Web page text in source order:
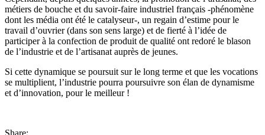
métiers de bouche et du savoir-faire industriel français -phénomène
dont les média ont été le catalyseur-, un regain d’estime pour le
travail d’ouvrier (dans son sens large) et de fierté à l’idée de
participer à la confection de produit de qualité ont redoré le blason
de l’industrie et de l’artisanat auprès de jeunes.
Si cette dynamique se poursuit sur le long terme et que les vocations
se multiplient, l’industrie pourra poursuivre son élan de dynamisme
et d’innovation, pour le meilleur !